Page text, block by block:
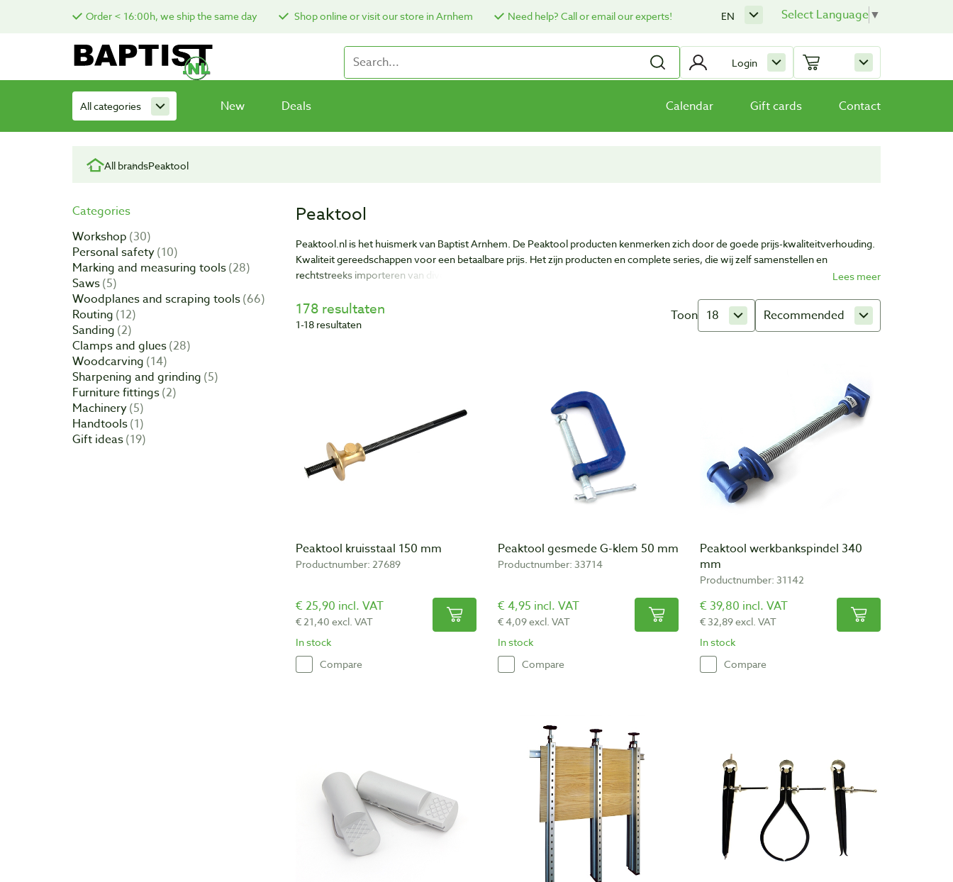
Order < 16:00h, we ship the same day Shop online or visit our store in Arnhem Need help? Call or email our experts! Select Language▼
EN
Login
All categories New Deals Calendar Gift cards Contact
All brandsPeaktool
Categories
Workshop 30
Personal safety 10
Marking and measuring tools 28
Saws 5
Woodplanes and scraping tools 66
Routing 12
Sanding 2
Clamps and glues 28
Woodcarving 14
Sharpening and grinding 5
Furniture fittings 2
Machinery 5
Handtools 1
Gift ideas 19
Peaktool
Peaktool.nl is het huismerk van Baptist Arnhem. De Peaktool producten kenmerken zich door de goede prijs-kwaliteitverhouding.
Kwaliteit gereedschappen voor een betaalbare prijs. Het zijn producten en complete series, die wij zelf samenstellen en
rechtstreeks importeren van diverse fabrieken over de hele wereld.
Wij hebben met veel fabrikanten al jaren contact, waardoor we de kwaliteit, betrouwbaarheid en service kunnen waarborgen die u
van Baptist gewend bent.
samengesteld door goed te luisteren naar onze klanten, de liefhebbers van het houtbewerken. Wij importeren zelf producten uit
Europa, Azië, Canada en de Verenigde Staten. De producten uit ons assortiment kunnen wij uit voorraad leveren. Ook kunt u onze
producten komen bekijken en gelijk meenemen in onze winkel in Arnhem.
U bent van harte welkom!
178 resultaten
1-18 resultaten
Toon 18 Recommended
Peaktool kruisstaal 150 mm
Productnumber: 27689
€ 25,90 incl. VAT
€ 21,40 excl. VAT
In stock
Compare
Peaktool gesmede G-klem 50 mm
Productnumber: 33714
€ 4,95 incl. VAT
€ 4,09 excl. VAT
In stock
Compare
Peaktool werkbankspindel 340
mm
Productnumber: 31142
€ 39,80 incl. VAT
€ 32,89 excl. VAT
In stock
Compare